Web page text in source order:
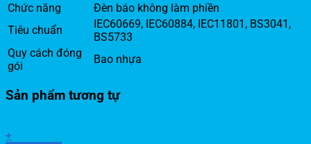
Chức năng
Đèn báo không làm phiền
Tiêu chuẩn
IEC60669, IEC60884, IEC11801, BS3041,
BS5733
Quy cách đóng
gói
Bao nhựa
Sản phẩm tương tự
+